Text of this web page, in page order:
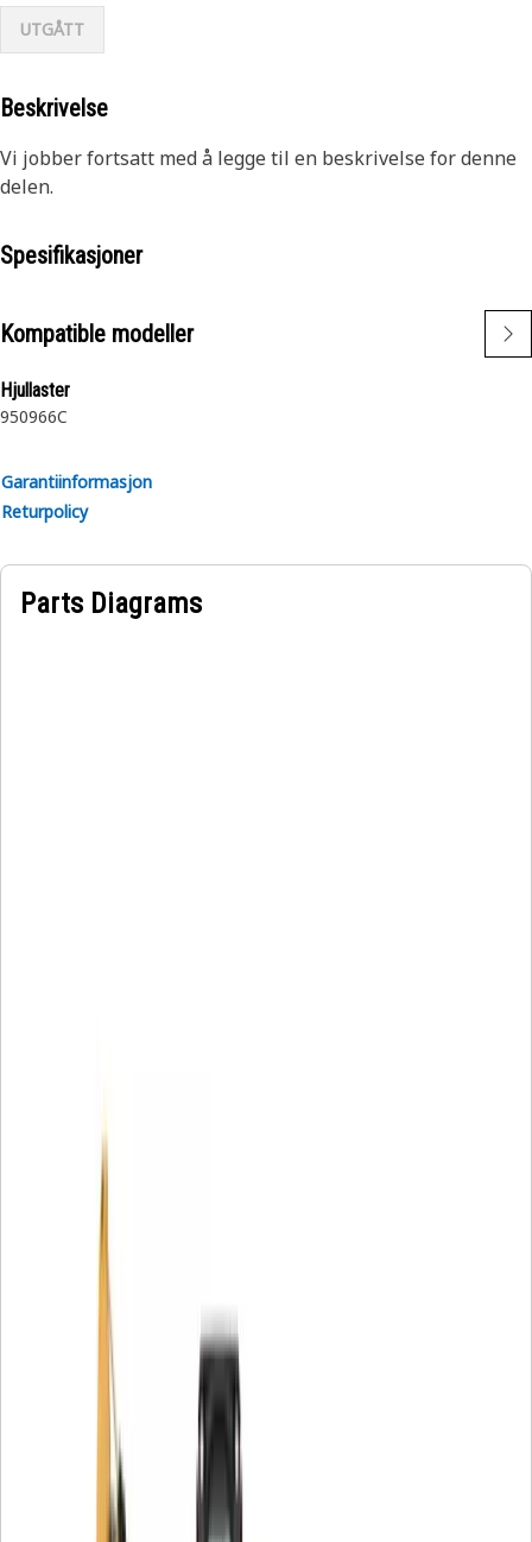
UTGÅTT
Beskrivelse
Vi jobber fortsatt med å legge til en beskrivelse for denne
delen.
Spesifikasjoner
Kompatible modeller
Hjullaster
950966C
Garantiinformasjon
Returpolicy
Parts Diagrams